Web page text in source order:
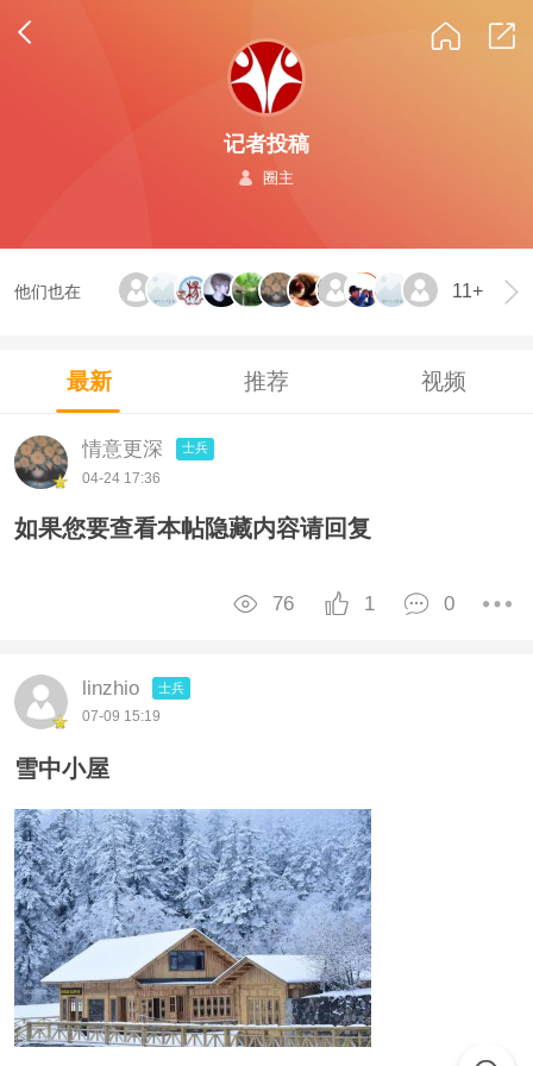
记者投稿
圈主
他们也在 11+
最新 推荐 视频
情意更深 士兵
04-24 17:36
如果您要查看本帖隐藏内容请回复
0
1
76
linzhio 士兵
07-09 15:19
雪中小屋